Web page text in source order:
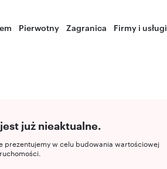
Pierwotny Zagranica Firmy i usługi
już nieaktualne.
prezentujemy w celu budowania wartościowej